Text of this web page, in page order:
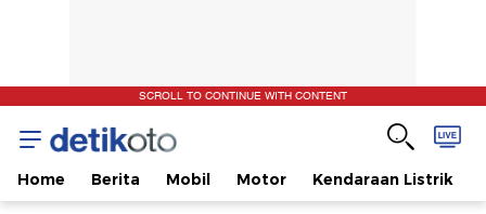
SCROLL TO CONTINUE WITH CONTENT
Home Berita Mobil Motor Kendaraan Listrik